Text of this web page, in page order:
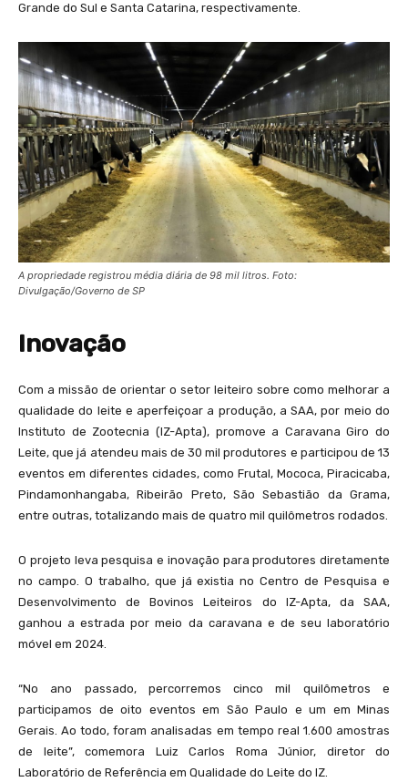
Grande do Sul e Santa Catarina, respectivamente.
A propriedade registrou média diária de 98 mil litros. Foto:
Divulgação/Governo de SP
Inovação
Com a missão de orientar o setor leiteiro sobre como melhorar a
qualidade do leite e aperfeiçoar a produção, a SAA, por meio do
Instituto de Zootecnia (IZ-Apta), promove a Caravana Giro do
Leite, que já atendeu mais de 30 mil produtores e participou de 13
eventos em diferentes cidades, como Frutal, Mococa, Piracicaba,
Pindamonhangaba, Ribeirão Preto, São Sebastião da Grama,
entre outras, totalizando mais de quatro mil quilômetros rodados.
O projeto leva pesquisa e inovação para produtores diretamente
no campo. O trabalho, que já existia no Centro de Pesquisa e
Desenvolvimento de Bovinos Leiteiros do IZ-Apta, da SAA,
ganhou a estrada por meio da caravana e de seu laboratório
móvel em 2024.
“No ano passado, percorremos cinco mil quilômetros e
participamos de oito eventos em São Paulo e um em Minas
Gerais. Ao todo, foram analisadas em tempo real 1.600 amostras
de leite”, comemora Luiz Carlos Roma Júnior, diretor do
Laboratório de Referência em Qualidade do Leite do IZ.